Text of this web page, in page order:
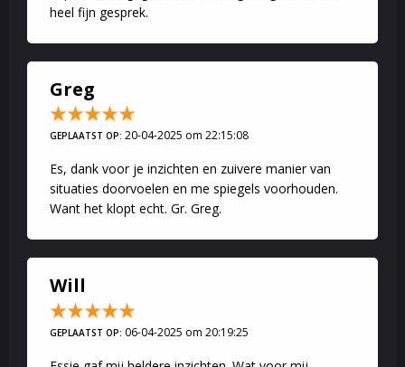
heel fijn gesprek.
Greg
GEPLAATST OP: 20-04-2025 om 22:15:08
Es, dank voor je inzichten en zuivere manier van
situaties doorvoelen en me spiegels voorhouden.
Want het klopt echt. Gr. Greg.
Will
GEPLAATST OP: 06-04-2025 om 20:19:25